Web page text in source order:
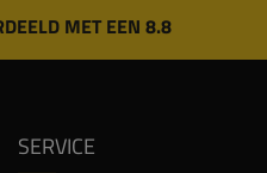
MET EEN 8.8
SERVICE